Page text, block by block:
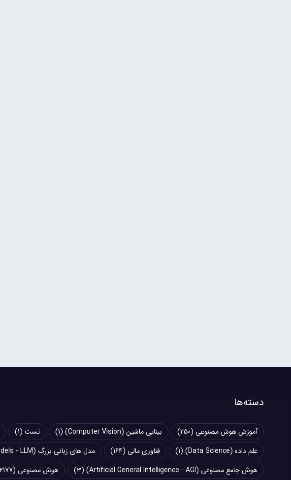
دسته‌ها
آموزش هوش مصنوعی (250) بینایی ماشین (Computer Vision) (1) تست (1)
علم داده (Data Science)
(1) فناوری مالی (164) مدل های زبانی بزرگ (Large Language Models - LLM)
هوش جامع مصنوعی (Artificial General Intelligence - AGI)
(3) هوش مصنوعی (2177)